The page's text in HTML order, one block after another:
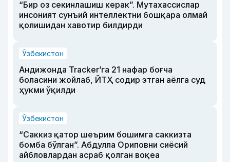
“Бир оз секинлашиш керак”. Мутахассислар
инсоният сунъий интеллектни бошқара олмай
қолишидан хавотир билдирди
Ўзбекистон
Андижонда Tracker’га 21 нафар боғча
боласини жойлаб, ЙТҲ содир этган аёлга суд
ҳукми ўқилди
Ўзбекистон
“Саккиз қатор шеърим бошимга саккизта
бомба бўлган”. Абдулла Ориповни сиёсий
айбловлардан асраб қолган воқеа